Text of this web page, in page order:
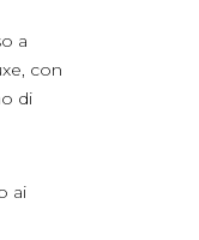
a
con
di
ai